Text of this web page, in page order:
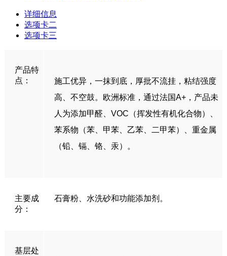
详细信息
选项卡二
选项卡三
产品特
点：
施工优异，一抹到底，厚批不流挂，粘结强度
高、不空鼓。欧洲标准，通过法国A+，产品未
人为添加甲醛、VOC（挥发性有机化合物）、
苯系物（苯、甲苯、乙苯、二甲苯）、重金属
（铅、镉、铬、汞）。
主要成
分：
石膏粉、水洗砂和功能添加剂。
基层处